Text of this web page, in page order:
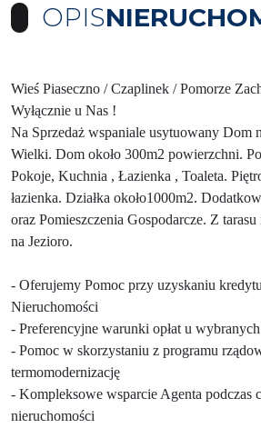
OPIS
Wieś Piaseczno / Czaplinek / Pomorze
Wyłącznie u Nas !
Na Sprzedaż wspaniale usytuowany Dom
Wielki. Dom około 300m2 powierzchni.
Pokoje, Kuchnia , Łazienka , Toaleta.
łazienka. Działka około1000m2.
oraz Pomieszczenia Gospodarcze. Z
na Jezioro.
- Oferujemy Pomoc przy uzyskaniu
Nieruchomości
- Preferencyjne warunki opłat u
- Pomoc w skorzystaniu z programu
termomodernizację
- Kompleksowe wsparcie Agenta podczas
nieruchomości